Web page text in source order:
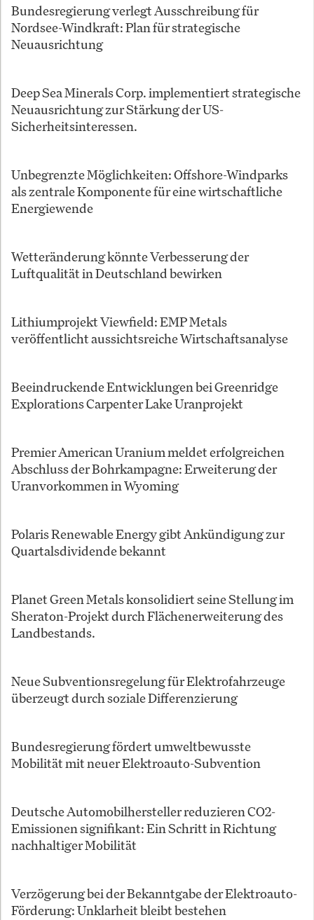
Bundesregierung verlegt Ausschreibung für
Nordsee-Windkraft: Plan für strategische
Neuausrichtung
Deep Sea Minerals Corp. implementiert strategische
Neuausrichtung zur Stärkung der US-
Sicherheitsinteressen.
Unbegrenzte Möglichkeiten: Offshore-Windparks
als zentrale Komponente für eine wirtschaftliche
Energiewende
Wetteränderung könnte Verbesserung der
Luftqualität in Deutschland bewirken
Lithiumprojekt Viewfield: EMP Metals
veröffentlicht aussichtsreiche Wirtschaftsanalyse
Beeindruckende Entwicklungen bei Greenridge
Explorations Carpenter Lake Uranprojekt
Premier American Uranium meldet erfolgreichen
Abschluss der Bohrkampagne: Erweiterung der
Uranvorkommen in Wyoming
Polaris Renewable Energy gibt Ankündigung zur
Quartalsdividende bekannt
Planet Green Metals konsolidiert seine Stellung im
Sheraton-Projekt durch Flächenerweiterung des
Landbestands.
Neue Subventionsregelung für Elektrofahrzeuge
überzeugt durch soziale Differenzierung
Bundesregierung fördert umweltbewusste
Mobilität mit neuer Elektroauto-Subvention
Deutsche Automobilhersteller reduzieren CO2-
Emissionen signifikant: Ein Schritt in Richtung
nachhaltiger Mobilität
Verzögerung bei der Bekanntgabe der Elektroauto-
Förderung: Unklarheit bleibt bestehen